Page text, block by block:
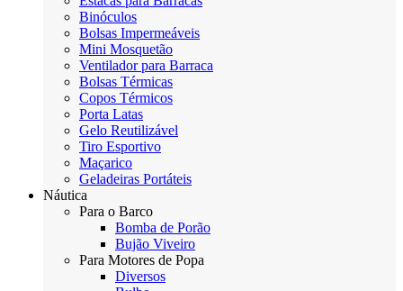
Binóculos
Bolsas Impermeáveis
Mini Mosquetão
Ventilador para Barraca
Bolsas Térmicas
Copos Térmicos
Porta Latas
Gelo Reutilizável
Tiro Esportivo
Maçarico
Geladeiras Portáteis
Náutica
Para o Barco
Bomba de Porão
Bujão Viveiro
Para Motores de Popa
Diversos